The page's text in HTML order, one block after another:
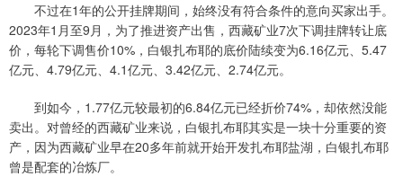
不过在1年的公开挂牌期间，始终没有符合条件的意向买家出手。
2023年1月至9月，为了推进资产出售，西藏矿业7次下调挂牌转让底
价，每轮下调售价10%，白银扎布耶的底价陆续变为6.16亿元、5.47
亿元、4.79亿元、4.1亿元、3.42亿元、2.74亿元。
到如今，1.77亿元较最初的6.84亿元已经折价74%，却依然没能
卖出。对曾经的西藏矿业来说，白银扎布耶其实是一块十分重要的资
产，因为西藏矿业早在20多年前就开始开发扎布耶盐湖，白银扎布耶
曾是配套的冶炼厂。